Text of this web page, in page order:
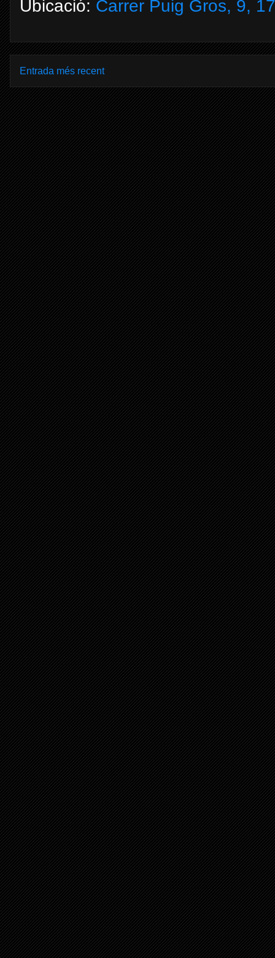
Ubicació: Carrer Puig Gros, 9,
Entrada més recent